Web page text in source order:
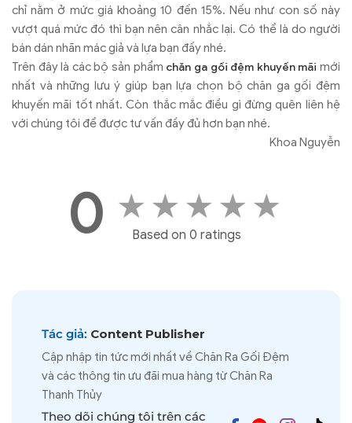
chỉ nằm ở mức giá khoảng 10 đến 15%. Nếu như con số này
vượt quá mức đó thì bạn nên cân nhắc lại. Có thể là do người
bán dán nhãn mác giả và lựa bạn đấy nhé.
Trên đây là các bộ sản phẩm chăn ga gối đệm khuyến mãi mới
nhất và những lưu ý giúp bạn lựa chọn bộ chăn ga gối đệm
khuyến mãi tốt nhất. Còn thắc mắc điều gì đừng quên liên hệ
với chúng tôi để được tư vấn đầy đủ hơn bạn nhé.
Khoa Nguyễn
0 ★ ★ ★ ★ ★
Based on 0 ratings
Tác giả: Content Publisher
Cập nhập tin tức mới nhất về Chăn Ra Gối Đệm
và các thông tin ưu đãi mua hàng từ Chăn Ra
Thanh Thủy
Theo dõi chúng tôi trên các